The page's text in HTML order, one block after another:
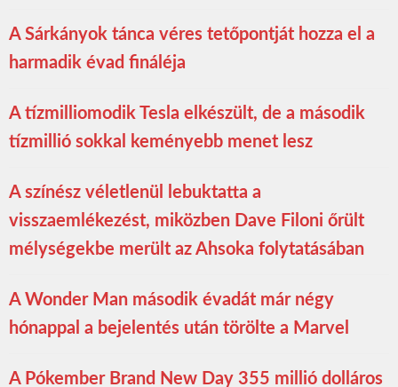
A Sárkányok tánca véres tetőpontját hozza el a
harmadik évad fináléja
A tízmilliomodik Tesla elkészült, de a második
tízmillió sokkal keményebb menet lesz
A színész véletlenül lebuktatta a
visszaemlékezést, miközben Dave Filoni őrült
mélységekbe merült az Ahsoka folytatásában
A Wonder Man második évadát már négy
hónappal a bejelentés után törölte a Marvel
A Pókember Brand New Day 355 millió dolláros